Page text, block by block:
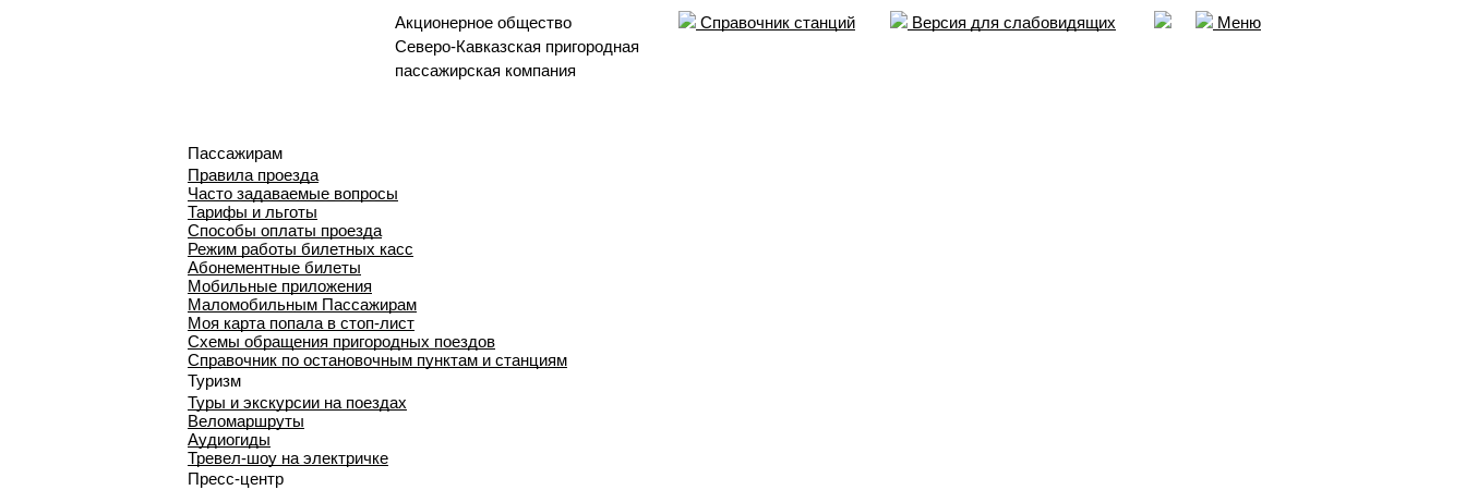
Акционерное общество
Северо-Кавказская пригородная
пассажирская компания
Справочник станций Версия для слабовидящих Меню
Пассажирам
Правила проезда
Часто задаваемые вопросы
Тарифы и льготы
Способы оплаты проезда
Режим работы билетных касс
Абонементные билеты
Мобильные приложения
Маломобильным Пассажирам
Моя карта попала в стоп-лист
Cхемы обращения пригородных поездов
Справочник по остановочным пунктам и станциям
Туризм
Туры и экскурсии на поездах
Веломаршруты
Аудиогиды
Тревел-шоу на электричке
Пресс-центр